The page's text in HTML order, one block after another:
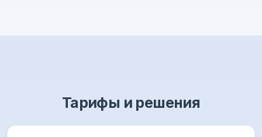
Тарифы и решения